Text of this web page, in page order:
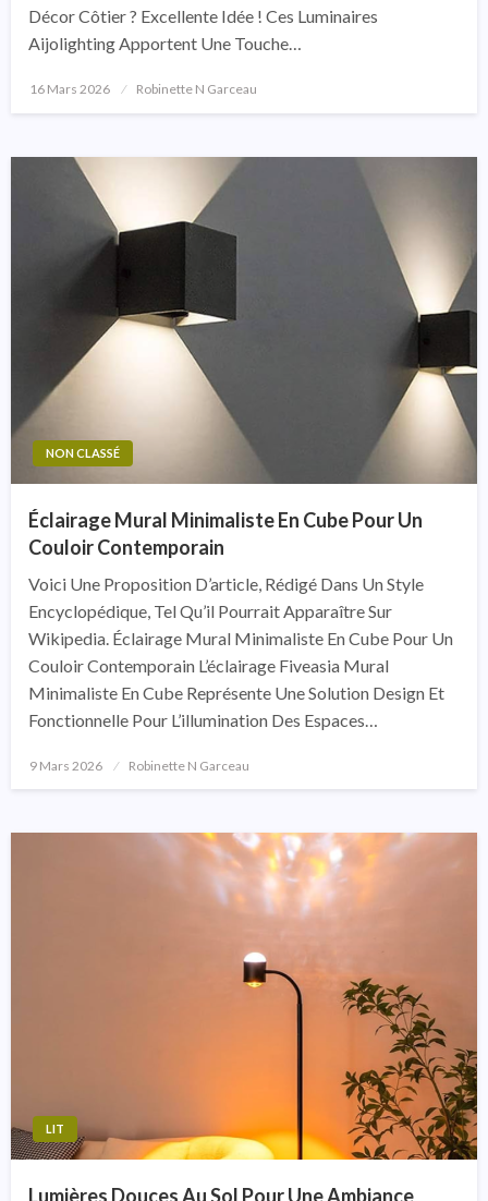
Décor Côtier ? Excellente Idée ! Ces Luminaires
Aijolighting Apportent Une Touche…
Posted
16 Mars 2026 Robinette N Garceau
NON CLASSÉ
Éclairage Mural Minimaliste En Cube Pour Un
Couloir Contemporain
Voici Une Proposition D’article, Rédigé Dans Un Style
Encyclopédique, Tel Qu’il Pourrait Apparaître Sur
Wikipedia. Éclairage Mural Minimaliste En Cube Pour Un
Couloir Contemporain L’éclairage Fiveasia Mural
Minimaliste En Cube Représente Une Solution Design Et
Fonctionnelle Pour L’illumination Des Espaces…
Posted
9 Mars 2026 Robinette N Garceau
LIT
Lumières Douces Au Sol Pour Une Ambiance